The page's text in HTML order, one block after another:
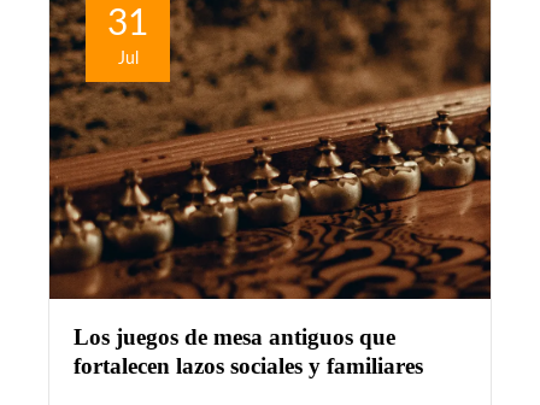
31
Jul
Los juegos de mesa antiguos que
fortalecen lazos sociales y familiares